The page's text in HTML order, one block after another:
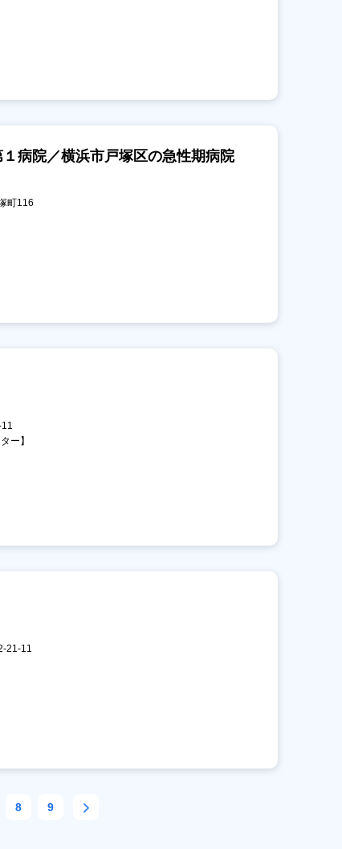
病院／横浜市戸塚区の急性期病院
町116
ー】
21-11
8 9